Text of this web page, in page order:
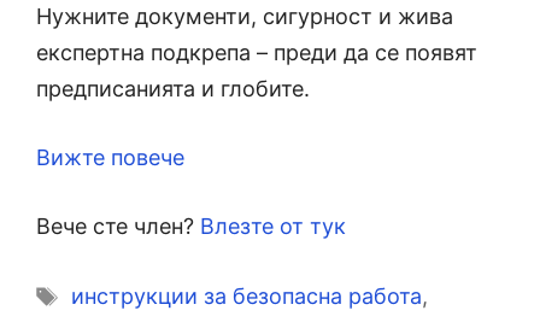
Нужните документи, сигурност и жива
експертна подкрепа – преди да се появят
предписанията и глобите.
Вижте повече
Вече сте член? Влезте от тук
Етикети
инструкции за безопасна работа,